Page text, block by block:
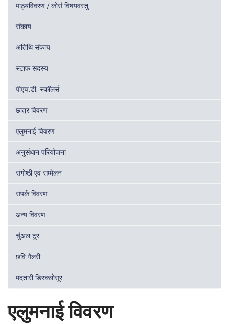
पाठ्यविवरण / कोर्स विषयवस्तु
संकाय
अतिथि संकाय
स्टाफ सदस्य
पीएच.डी. स्कॉलर्स
छात्र विवरण
एलुमनाई विवरण
अनुसंधान परियोजना
संगोष्ठी एवं सम्मेलन
संपर्क विवरण
अन्य विवरण
र्चुअल टूर
छवि गैलरी
मंदतारी डिस्क्लोसूर
एलुमनाई विवरण